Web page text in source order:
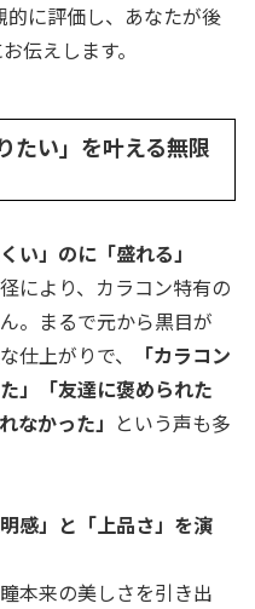
に評価し、あなたが後
伝えします。
たい」を叶える無限
い」のに「盛れる」
により、カラコン特有の
。まるで元から黒目が
仕上がりで、
「カラコン
」「友達に褒められた
なかった」 という声も多
感」と「上品さ」を演
本来の美しさを引き出